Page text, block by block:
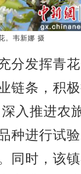
。韦新娜 摄
发挥青
链条，积
入推进农
种进行试
同时，该